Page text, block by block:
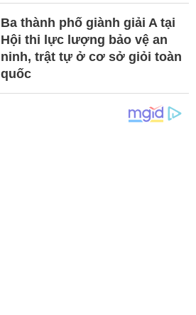
Ba thành phố giành giải A tại
Hội thi lực lượng bảo vệ an
ninh, trật tự ở cơ sở giỏi toàn
quốc